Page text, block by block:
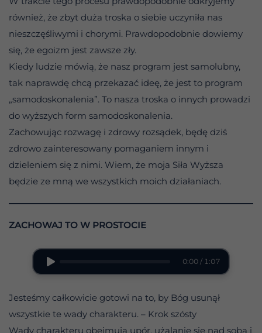
również, że zbyt duża troska o siebie uczyniła nas
nieszczęśliwymi i chorymi. Prawdopodobnie dowiemy
się, że egoizm jest zawsze zły.
Kiedy ludzie mówią, że nasz program jest samolubny,
tak naprawdę chcą przekazać ideę, że jest to program
„samodoskonalenia”. To nasza troska o innych prowadzi
do wyższych form samodoskonalenia.
Zachowując rozwagę i zdrowy rozsądek, będę dziś
zdrowo zainteresowany pomaganiem innym i
dzieleniem się z nimi. Wiem, że moja Siła Wyższa
będzie ze mną we wszystkich moich działaniach.
ZACHOWAJ TO W PROSTOCIE
0:00 / 1:07
Jesteśmy całkowicie gotowi na to, by Bóg usunął
wszystkie te wady charakteru. – Krok szósty
Wady charakteru obejmują upór, użalanie się nad sobą i